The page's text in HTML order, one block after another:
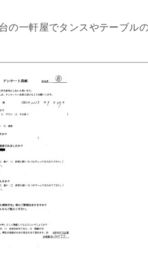
の一軒屋でタンスやテーブル